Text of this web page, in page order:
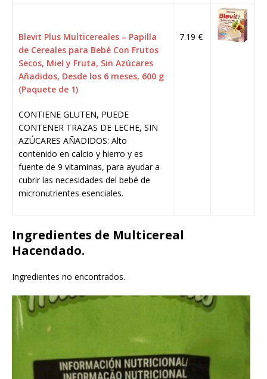
Blevit Plus Multicereales – Papilla
de Cereales para Bebé Con Frutos
Secos, Miel y Fruta, Sin Azúcares
Añadidos, Desde los 6 meses, 600 g
(Paquete de 1)
CONTIENE GLUTEN, PUEDE
CONTENER TRAZAS DE LECHE, SIN
AZÚCARES AÑADIDOS: Alto
contenido en calcio y hierro y es
fuente de 9 vitaminas, para ayudar a
cubrir las necesidades del bebé de
micronutrientes esenciales.
7.19 €
Ingredientes de Multicereal
Hacendado.
Ingredientes no encontrados.